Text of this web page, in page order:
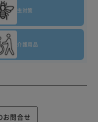
虫対策
介護用品
お問合せ